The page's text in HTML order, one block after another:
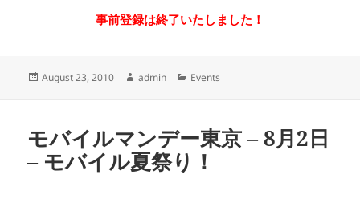
事前登録は終了いたしました！
Posted
August 23, 2010 Author
admin Categories
Events
モバイルマンデー東京 – 8月2日
– モバイル夏祭り！